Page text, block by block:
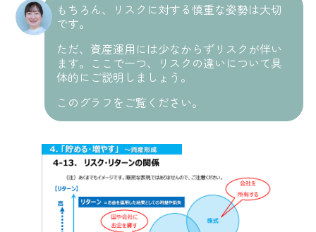
もちろん、リスクに対する慎重な姿勢は大切
です。
ただ、資産運用には少なからずリスクが伴い
ます。ここで一つ、リスクの違いについて具
体的にご説明しましょう。
このグラフをご覧ください。